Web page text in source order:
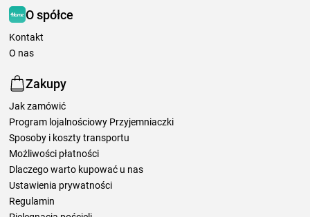
O spółce
Kontakt
O nas
Zakupy
Jak zamówić
Program lojalnościowy Przyjemniaczki
Sposoby i koszty transportu
Możliwości płatności
Dlaczego warto kupować u nas
Ustawienia prywatności
Regulamin